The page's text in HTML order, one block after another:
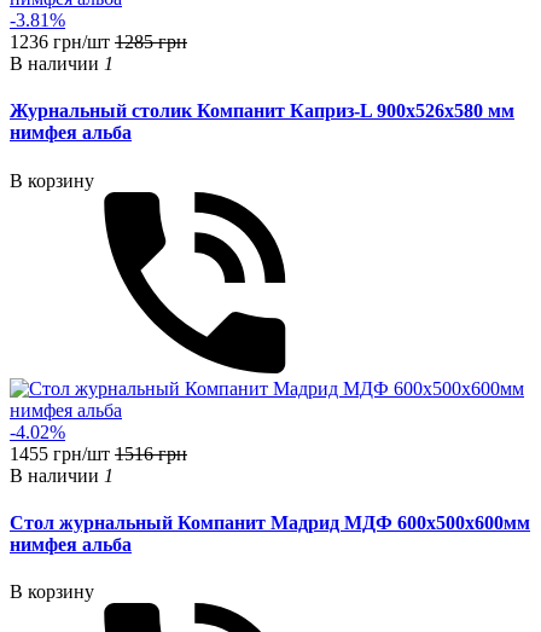
-3.81%
1236 грн/шт 1285 грн
В наличии 1
Журнальный столик Компанит Каприз-L 900x526x580 мм
нимфея альба
В корзину
-4.02%
1455 грн/шт 1516 грн
В наличии 1
Стол журнальный Компанит Мадрид МДФ 600х500х600мм
нимфея альба
В корзину